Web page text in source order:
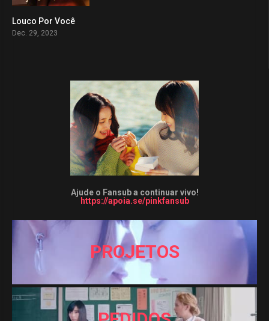
Louco Por Você
Dec. 29, 2023
Ajude o Fansub a continuar vivo!
https://apoia.se/pinkfansub
PROJETOS